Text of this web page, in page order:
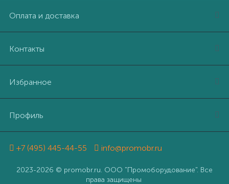
Оплата и доставка
Контакты
Избранное
Профиль
+7 (495) 445-44-55 info@promobr.ru
2023-2026 © promobr.ru. ООО "Промоборудование". Все
права защищены